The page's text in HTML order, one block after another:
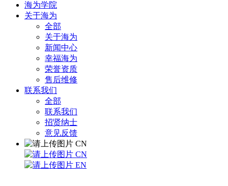
海为学院
关于海为
全部
关于海为
新闻中心
幸福海为
荣誉资质
售后维修
联系我们
全部
联系我们
招贤纳士
意见反馈
CN
CN
EN